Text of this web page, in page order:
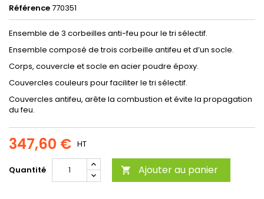
Référence770351
Ensemble de 3 corbeilles anti-feu pour le tri sélectif.
Ensemble composé de trois corbeille antifeu et d’un socle.
Corps, couvercle et socle en acier poudre époxy.
Couvercles couleurs pour faciliter le tri sélectif.
Couvercles antifeu, arête la combustion et évite la propagation
du feu.
347,60 € HT
Quantité  Ajouter au panier